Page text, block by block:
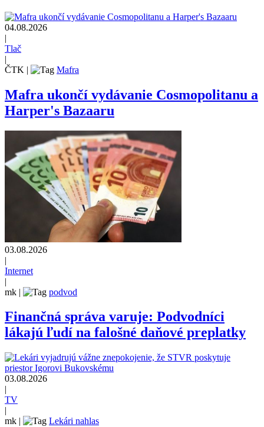
04.08.2026
|
Tlač
|
ČTK | Mafra
Mafra ukončí vydávanie Cosmopolitanu a
Harper's Bazaaru
03.08.2026
|
Internet
|
mk | podvod
Finančná správa varuje: Podvodníci
lákajú ľudí na falošné daňové preplatky
03.08.2026
|
TV
|
mk | Lekári nahlas